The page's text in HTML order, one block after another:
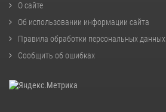
О сайте
Об использовании информации сайта
Правила обработки персональных данных
Сообщить об ошибках